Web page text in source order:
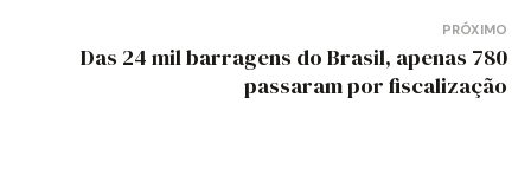
PRÓXIMO
Das 24 mil barragens do Brasil, apenas 780
passaram por fiscalização